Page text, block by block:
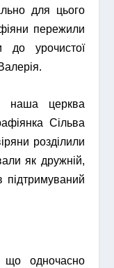
для цього
пережили
до урочистої
наша церква
Сільва
розділили
як дружній,
підтримуваний
що одночасно